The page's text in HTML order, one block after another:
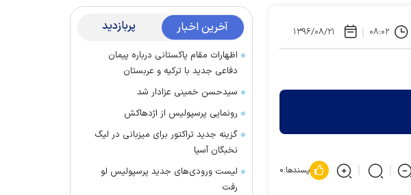
۰۸:۰۲ ۱۳۹۶/۰۸/۲۱
پسندها:۰
آخرین اخبار پربازدید
اظهارات مقام پاکستانی درباره پیمان
دفاعی جدید با ترکیه و عربستان
سیدحسن خمینی عزادار شد
رونمایی پرسپولیس از اژدهاکش
گزینه جدید تراکتور برای میزبانی در لیگ
نخبگان آسیا
لیست ورودی‌های جدید پرسپولیس لو
رفت